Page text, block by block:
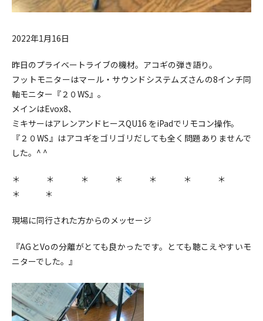
2022年1月16日
昨日のプライベートライブの機材。アコギの弾き語り。
フットモニターはマール・サウンドシステムズさんの8インチ同
軸モニター『２０WS』。
メインはEvox8、
ミキサーはアレンアンドヒースQU16 をiPadでリモコン操作。
『２０WS』はアコギをゴリゴリだしても全く問題ありませんで
した。^ ^
＊ ＊ ＊ ＊ ＊ ＊ ＊
＊ ＊
現場に同行された方からのメッセージ
『AGとVoの分離がとても良かったです。とても聴こえやすいモ
ニターでした。』